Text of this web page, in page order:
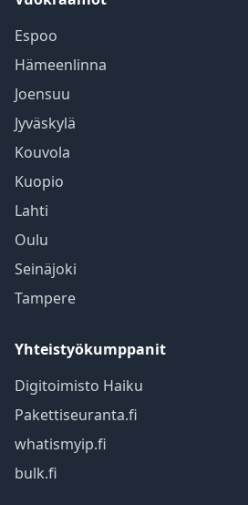
Espoo
Hämeenlinna
Joensuu
Jyväskylä
Kouvola
Kuopio
Lahti
Oulu
Seinäjoki
Tampere
Yhteistyökumppanit
Digitoimisto Haiku
Pakettiseuranta.fi
whatismyip.fi
bulk.fi